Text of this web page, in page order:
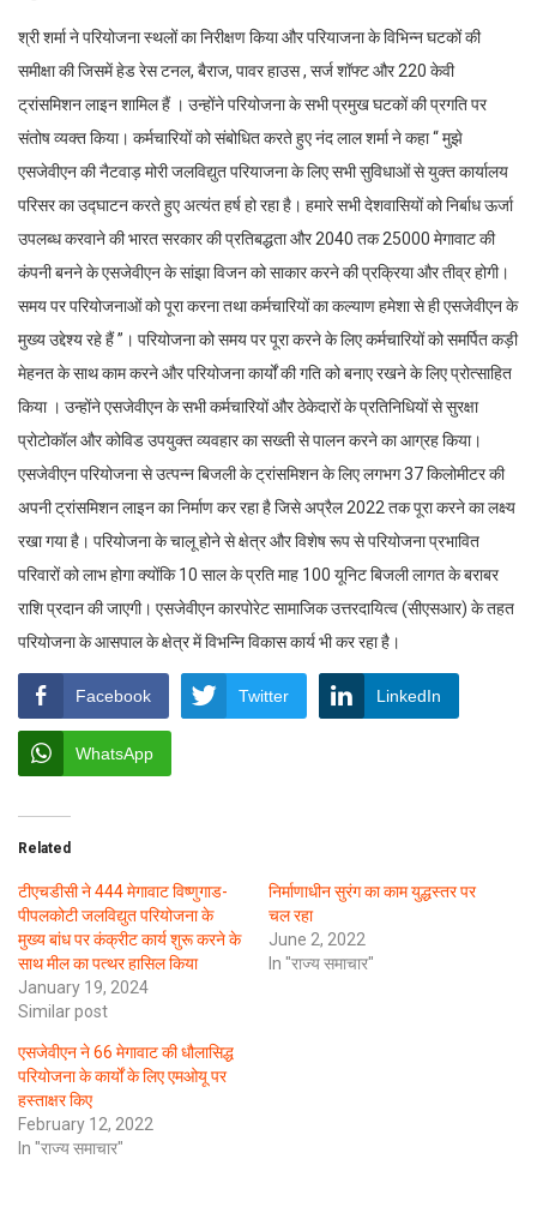
श्री शर्मा ने परियोजना स्थलों का निरीक्षण किया और परियाजना के विभिन्न घटकों की
समीक्षा की जिसमें हेड रेस टनल, बैराज, पावर हाउस , सर्ज शॉफ्ट और 220 केवी
ट्रांसमिशन लाइन शामिल हैं । उन्होंने परियोजना के सभी प्रमुख घटकों की प्रगति पर
संतोष व्यक्त किया। कर्मचारियों को संबोधित करते हुए नंद लाल शर्मा ने कहा “ मुझे
एसजेवीएन की नैटवाड़ मोरी जलविद्युत परियाजना के लिए सभी सुविधाओं से युक्त कार्यालय
परिसर का उद्घाटन करते हुए अत्यंत हर्ष हो रहा है। हमारे सभी देशवासियों को निर्बाध ऊर्जा
उपलब्ध करवाने की भारत सरकार की प्रतिबद्धता और 2040 तक 25000 मेगावाट की
कंपनी बनने के एसजेवीएन के सांझा विजन को साकार करने की प्रक्रिया और तीव्र होगी।
समय पर परियोजनाओं को पूरा करना तथा कर्मचारियों का कल्याण हमेशा से ही एसजेवीएन के
मुख्य उद्देश्य रहे हैं ”। परियोजना को समय पर पूरा करने के लिए कर्मचारियों को समर्पित कड़ी
मेहनत के साथ काम करने और परियोजना कार्यों की गति को बनाए रखने के लिए प्रोत्साहित
किया । उन्होंने एसजेवीएन के सभी कर्मचारियों और ठेकेदारों के प्रतिनिधियों से सुरक्षा
प्रोटोकॉल और कोविड उपयुक्त व्यवहार का सख्ती से पालन करने का आग्रह किया।
एसजेवीएन परियोजना से उत्पन्न बिजली के ट्रांसमिशन के लिए लगभग 37 किलोमीटर की
अपनी ट्रांसमिशन लाइन का निर्माण कर रहा है जिसे अप्रैल 2022 तक पूरा करने का लक्ष्य
रखा गया है। परियोजना के चालू होने से क्षेत्र और विशेष रूप से परियोजना प्रभावित
परिवारों को लाभ होगा क्योंकि 10 साल के प्रति माह 100 यूनिट बिजली लागत के बराबर
राशि प्रदान की जाएगी। एसजेवीएन कारपोरेट सामाजिक उत्तरदायित्व (सीएसआर) के तहत
परियोजना के आसपाल के क्षेत्र में विभन्नि विकास कार्य भी कर रहा है।
Facebook Twitter LinkedIn
WhatsApp
Related
टीएचडीसी ने 444 मेगावाट विष्णुगाड-
पीपलकोटी जलविद्युत परियोजना के
मुख्य बांध पर कंक्रीट कार्य शुरू करने के
साथ मील का पत्थर हासिल किया
January 19, 2024
Similar post
निर्माणाधीन सुरंग का काम युद्धस्तर पर
चल रहा
June 2, 2022
In "राज्य समाचार"
एसजेवीएन ने 66 मेगावाट की धौलासिद्ध
परियोजना के कार्यों के लिए एमओयू पर
हस्ताक्षर किए
February 12, 2022
In "राज्य समाचार"